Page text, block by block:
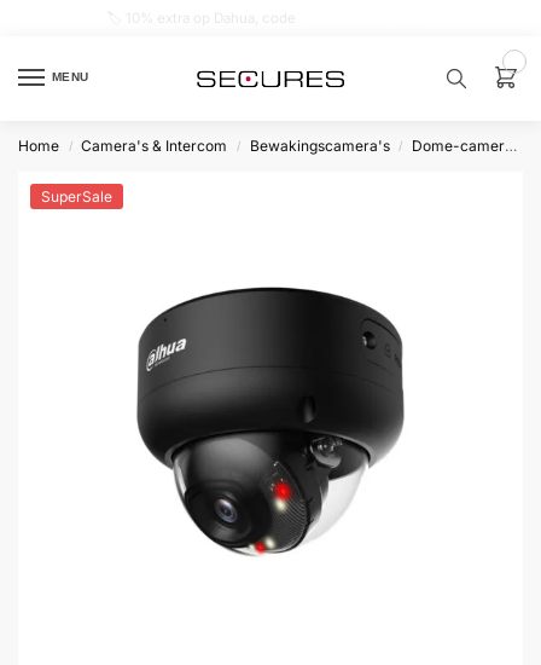
MENU
product…
samenstellen
Home / Camera's & Intercom / Bewakingscamera's / Dome-camera’s
SuperSale